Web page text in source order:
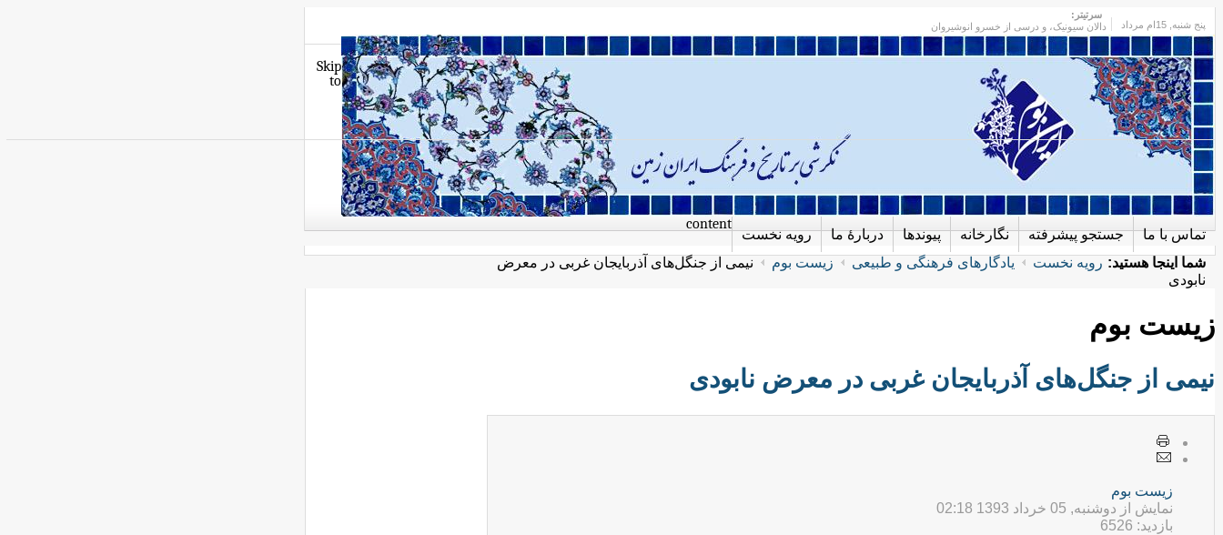
پنج شنبه
سرتیتر:
دالان سیونیک، و درسی از خسرو انوشیروان
رویه نخست دربارهٔ ما پیوندها نگارخانه جستجو پیشرفته تماس با ما
Skip
to
content
شما اینجا هستید: رویه نخست یادگارهای فرهنگی و طبیعی زیست بوم
نیمی از جنگل‌های آذربایجان غربی در معرض
نابودی
زیست بوم
نیمی از جنگل‌های آذربایجان غربی در معرض نابودی
زيست بوم
نمایش از دوشنبه, 05 خرداد 1393 02:18
بازدید: 6526